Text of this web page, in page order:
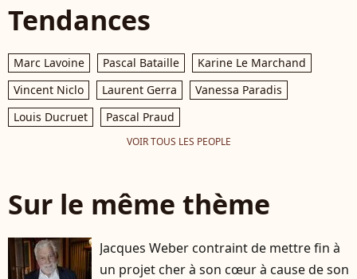
Tendances
Marc Lavoine Pascal Bataille
Karine Le Marchand
Vincent Niclo
Laurent Gerra
Vanessa Paradis
Louis Ducruet
Pascal Praud
VOIR TOUS LES PEOPLE
Sur le même thème
Jacques Weber contraint de mettre fin à
un projet cher à son cœur à cause de son